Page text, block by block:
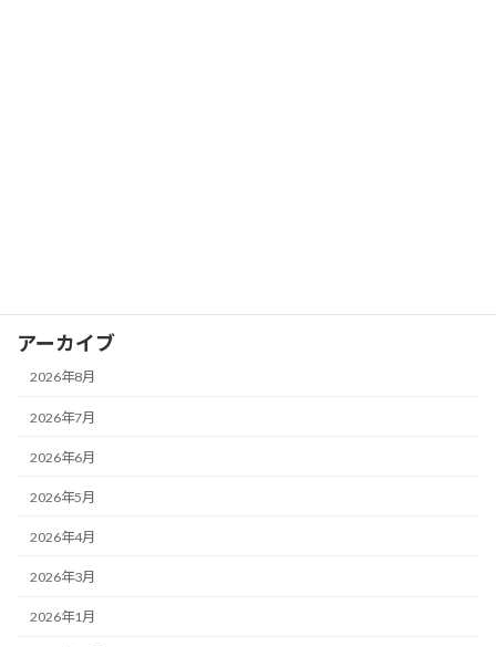
アーカイブ
2026年8月
2026年7月
2026年6月
2026年5月
2026年4月
2026年3月
2026年1月